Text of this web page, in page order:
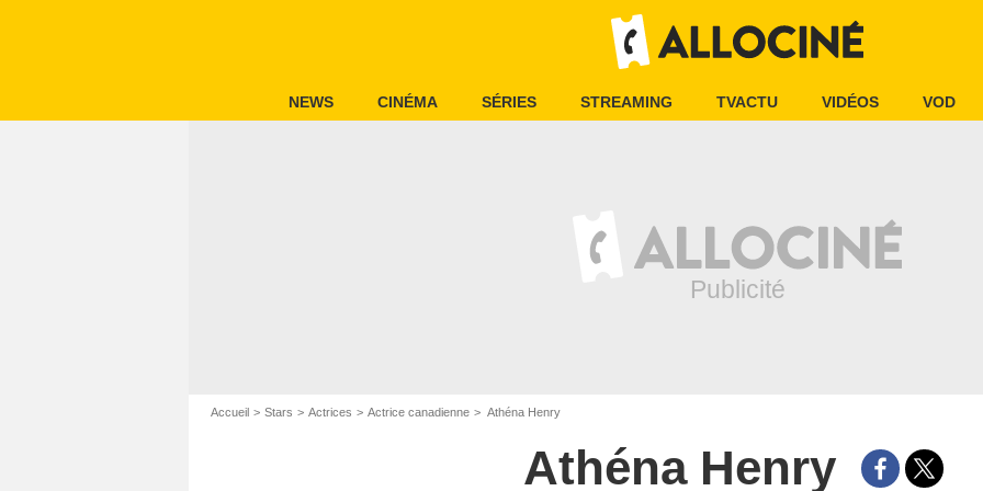
NEWS CINÉMA SÉRIES STREAMING TVACTU VIDÉOS VOD
Accueil Stars Actrices Actrice canadienne Athéna Henry
Athéna Henry